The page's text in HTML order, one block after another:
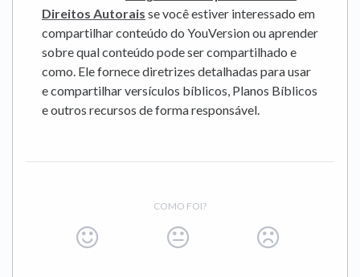
Direitos Autorais se você estiver interessado em
compartilhar conteúdo do YouVersion ou aprender
sobre qual conteúdo pode ser compartilhado e
como. Ele fornece diretrizes detalhadas para usar
e compartilhar versículos bíblicos, Planos Bíblicos
e outros recursos de forma responsável.
COMO FOI?